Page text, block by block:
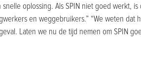
oplossing. Als SPIN niet goed werkt, is
en weggebruikers.” “We weten dat
Laten we nu de tijd nemen om SPIN